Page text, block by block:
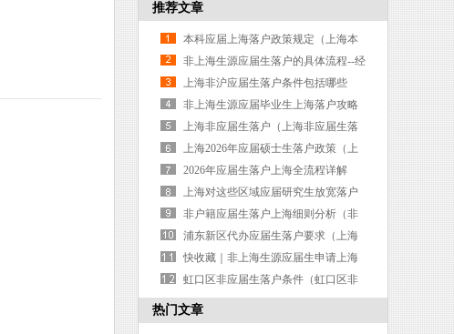
推荐文章
本科应届上海落户政策规定（上海本
科毕业落户条件2026新规）
非上海生源应届生落户的具体流程--经
验贴（非上海生源应届普通高校毕业
生落户）
上海非沪应届生落户条件包括哪些
（上海非应届落户新政）
非上海生源应届毕业生上海落户攻略
（非上海生源地毕业生落户政策）
上海非应届生落户（上海非应届生落
户流程）
上海2026年应届硕士生落户政策（上
海研究生应届生落户）
2026年应届生落户上海全流程详解
（2026上海应届生落户）
上海对这些区域应届研究生放宽落户
（上海市研究生落户政策2026）
非户籍应届生落户上海细则分析（非
上海生源应届生落户）
浦东新区代办应届生落户要求（上海
浦东新区落户）
快收藏｜非上海生源应届生申请上海
户口流程（非上海生源应届生落户流
程）
虹口区非应届生落户条件（虹口区非
应届生落户条件是什么）
热门文章